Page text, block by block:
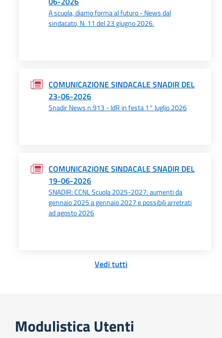
A scuola, diamo forma al futuro - News dal
sindacato, N. 11 del 23 giugno 2026.
COMUNICAZIONE SINDACALE SNADIR DEL
23-06-2026
Snadir News n.913 - IdR in festa 1° luglio 2026
COMUNICAZIONE SINDACALE SNADIR DEL
19-06-2026
SNADIR: CCNL Scuola 2025-2027: aumenti da
gennaio 2025 a gennaio 2027 e possibili arretrati
ad agosto 2026
Vedi tutti
Modulistica Utenti